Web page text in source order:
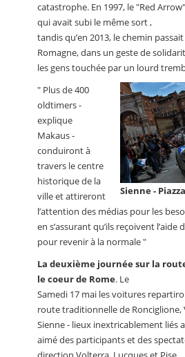
catastrophe. En 1997, le "Red
qui avait subi le même sort ,
tandis qu’en 2013, le chemin passait
Romagne, dans un geste de
les gens touchée par un lourd
Sienne -
" Plus de 400
oldtimers -
explique
Makaus -
conduiront à
travers le centre
historique de la
ville et attireront
l’attention des médias pour les
en s’assurant qu’ils reçoivent
pour revenir à la normale "
La deuxième journée sur la
le coeur de Rome. Le
Samedi 17 mai les voitures
route traditionnelle de Ronciglione,
Sienne - lieux inextricablement liés
aimé des participants et des